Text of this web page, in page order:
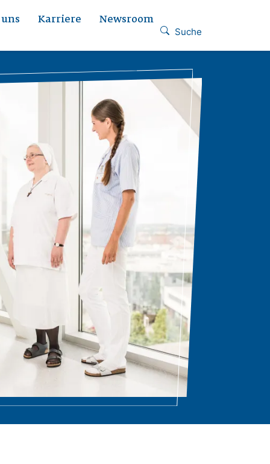
Karriere Newsroom
Suche